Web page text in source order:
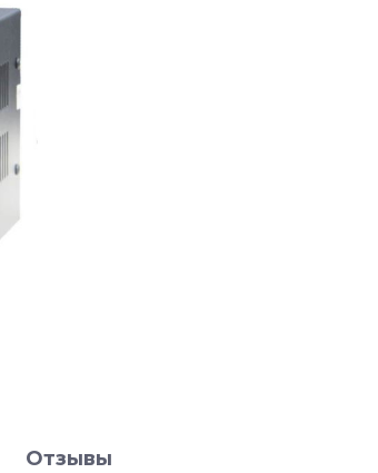
Отзывы